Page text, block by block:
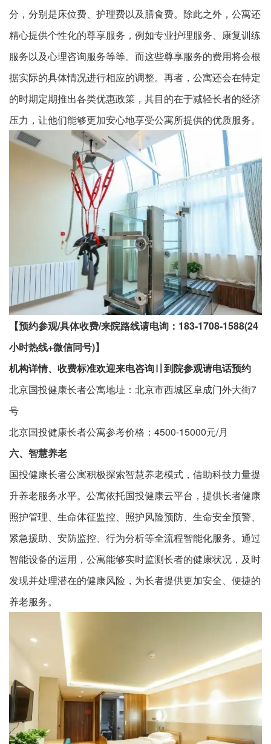
分，分别是床位费、护理费以及膳食费。除此之外，公寓还
精心提供个性化的尊享服务，例如专业护理服务、康复训练
服务以及心理咨询服务等等。而这些尊享服务的费用将会根
据实际的具体情况进行相应的调整。再者，公寓还会在特定
的时期定期推出各类优惠政策，其目的在于减轻长者的经济
压力，让他们能够更加安心地享受公寓所提供的优质服务。
【预约参观/具体收费/来院路线请电询：183-1708-1588(24
小时热线+微信同号)】
机构详情、收费标准欢迎来电咨询〢到院参观请电话预约
北京国投健康长者公寓地址：北京市西城区阜成门外大街7
号
北京国投健康长者公寓参考价格：4500-15000元/月
六、智慧养老
国投健康长者公寓积极探索智慧养老模式，借助科技力量提
升养老服务水平。公寓依托国投健康云平台，提供长者健康
照护管理、生命体征监控、照护风险预防、生命安全预警、
紧急援助、安防监控、行为分析等全流程智能化服务。通过
智能设备的运用，公寓能够实时监测长者的健康状况，及时
发现并处理潜在的健康风险，为长者提供更加安全、便捷的
养老服务。